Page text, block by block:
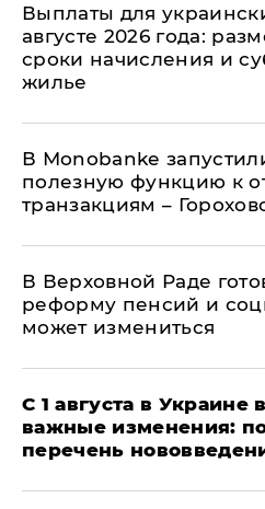
Выплаты для
августе 2026 года:
сроки начисления и
жилье
В Мonobankе
полезную функцию к
транзакциям –
В Верховной Раде
реформу пенсий и
может измениться
С 1 августа в Украине
важные изменения:
перечень